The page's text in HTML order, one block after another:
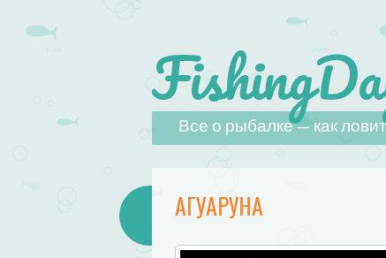
Все о рыбалке — как
Наверх
АГУАРУНА